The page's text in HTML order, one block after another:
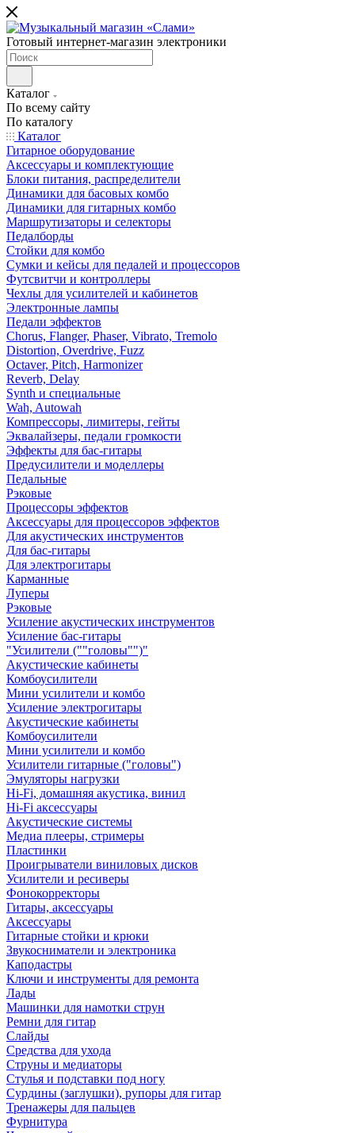
Готовый интернет-магазин электроники
Каталог
По всему сайту
По каталогу
Каталог
Гитарное оборудование
Аксессуары и комплектующие
Блоки питания, распределители
Динамики для басовых комбо
Динамики для гитарных комбо
Маршрутизаторы и селекторы
Педалборды
Стойки для комбо
Сумки и кейсы для педалей и процессоров
Футсвитчи и контроллеры
Чехлы для усилителей и кабинетов
Электронные лампы
Педали эффектов
Chorus, Flanger, Phaser, Vibrato, Tremolo
Distortion, Overdrive, Fuzz
Octaver, Pitch, Harmonizer
Reverb, Delay
Synth и специальные
Wah, Autowah
Компрессоры, лимитеры, гейты
Эквалайзеры, педали громкости
Эффекты для бас-гитары
Предусилители и моделлеры
Педальные
Рэковые
Процессоры эффектов
Аксессуары для процессоров эффектов
Для акустических инструментов
Для бас-гитары
Для электрогитары
Карманные
Луперы
Рэковые
Усиление акустических инструментов
Усиление бас-гитары
"Усилители (""головы"")"
Акустические кабинеты
Комбоусилители
Мини усилители и комбо
Усиление электрогитары
Акустические кабинеты
Комбоусилители
Мини усилители и комбо
Усилители гитарные ("головы")
Эмуляторы нагрузки
Hi-Fi, домашняя акустика, винил
Hi-Fi аксессуары
Акустические системы
Медиа плееры, стримеры
Пластинки
Проигрыватели виниловых дисков
Усилители и ресиверы
Фонокорректоры
Гитары, аксессуары
Аксессуары
Гитарные стойки и крюки
Звукосниматели и электроника
Каподастры
Ключи и инструменты для ремонта
Лады
Машинки для намотки струн
Ремни для гитар
Слайды
Средства для ухода
Струны и медиаторы
Стулья и подставки под ногу
Сурдины (заглушки), рупоры для гитар
Тренажеры для пальцев
Фурнитура